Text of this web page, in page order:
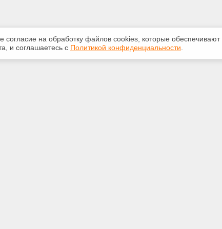
согласие на обработку файлов сооkiеs, которые обеспечивают
и соглашаетесь с Политикой конфиденциальности